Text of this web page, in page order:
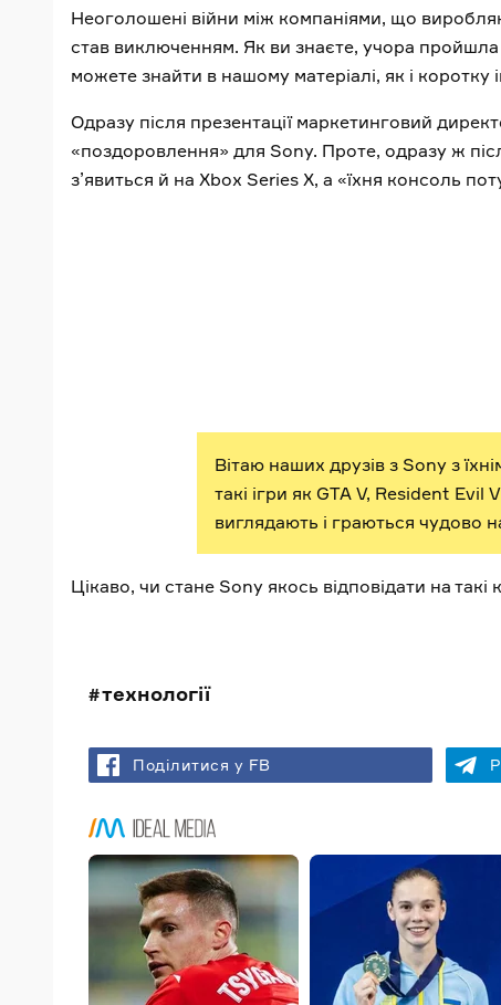
Неоголошені війни між компаніями, що
став виключенням. Як ви знаєте, учора пройшла
можете знайти в нашому матеріалі, як і
Одразу після презентації маркетинговий
«поздоровлення» для Sony. Проте, одразу ж
з’явиться й на Xbox Series X, а «їхня консоль
Вітаю наших друзів з Sony з
такі ігри як GTA V, Resident Evil
виглядають і граються чудово
Цікаво, чи стане Sony якось відповідати на
технології
Поділитися у FB